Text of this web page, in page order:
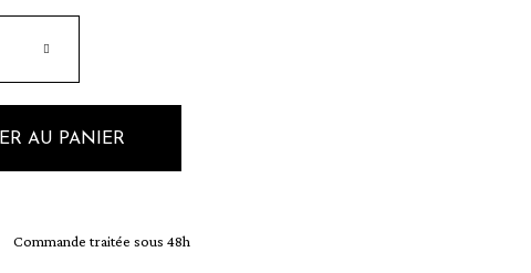
AU PANIER
Commande traitée sous 48h